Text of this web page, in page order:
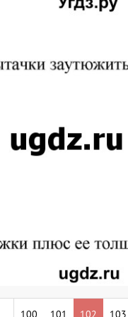
100 101 102 103